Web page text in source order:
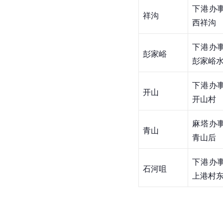
祥沟
下港办
西祥沟
彭家峪
下港办
彭家峪
开山
下港办
开山村
青山
麻塔办
青山后
石河咀
下港办
上港村